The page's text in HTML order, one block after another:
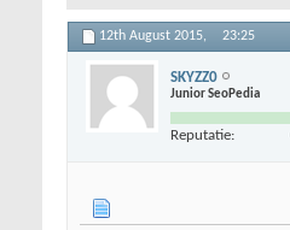
12th August 2015, 23:25
SKYZZ0
Junior SeoPedia
Reputatie: